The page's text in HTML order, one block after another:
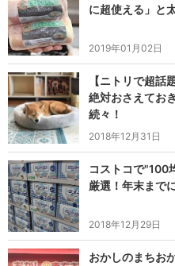
に超使える」と
2019年01月02日
【ニトリで超話
絶対おさえてお
続々！
2018年12月31日
コストコで"100
厳選！年末まで
2018年12月29日
おかしのまちお